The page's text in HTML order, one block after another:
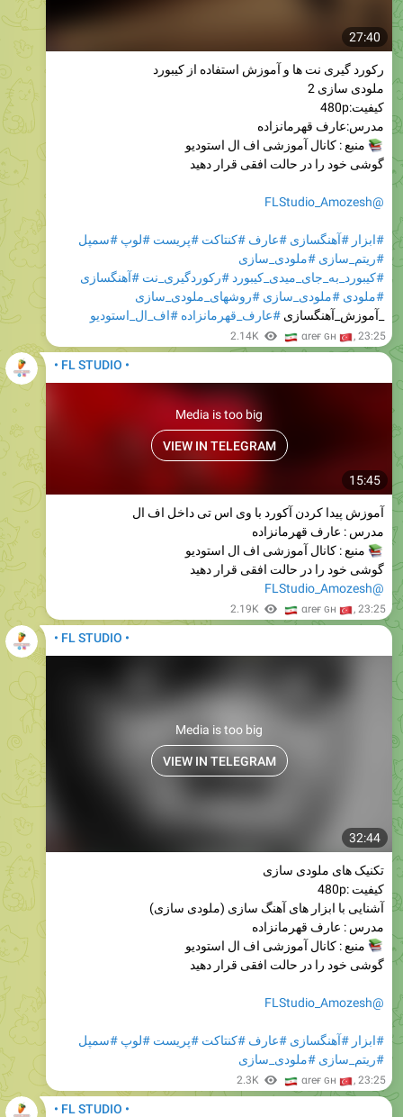
27:40
رکورد گیری نت ها و آموزش استفاده از کیبورد
ملودی سازی 2
کیفیت:480p
مدرس:عارف قهرمانزاده
منبع : کانال آموزشی اف ال استودیو
گوشی خود را در حالت افقی قرار دهید
@FLStudio_Amozesh
#ابزار #آهنگسازی #عارف #کنتاکت #پریست #لوپ #سمپل
#ریتم_سازی #ملودی_سازی
#کیبورد_به_جای_میدی_کیبورد #رکوردگیری_نت #آهنگسازی
#ملودی #ملودی_سازی #روشهای_ملودی_سازی
_آموزش_آهنگسازی #عارف_قهرمانزاده #اف_ال_استودیو
2.14K αreғ ɢн , 23:25
• FL STUDIO •
15:45
Media is too big
VIEW IN TELEGRAM
آموزش پیدا کردن آکورد با وی اس تی داخل اف ال
مدرس : عارف قهرمانزاده
منبع : کانال آموزشی اف ال استودیو
گوشی خود را در حالت افقی قرار دهید
@FLStudio_Amozesh
2.19K αreғ ɢн , 23:25
• FL STUDIO •
32:44
Media is too big
VIEW IN TELEGRAM
تکنیک های ملودی سازی
کیفیت :480p
آشنایی با ابزار های آهنگ سازی (ملودی سازی)
مدرس : عارف قهرمانزاده
منبع : کانال آموزشی اف ال استودیو
گوشی خود را در حالت افقی قرار دهید
@FLStudio_Amozesh
#ابزار #آهنگسازی #عارف #کنتاکت #پریست #لوپ #سمپل
#ریتم_سازی #ملودی_سازی
2.3K αreғ ɢн , 23:25
• FL STUDIO •